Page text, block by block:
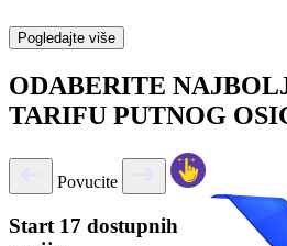
Pogledajte više
ODABERITE
TARIFU PUTNOG
Povucite
Start 17 dostupnih